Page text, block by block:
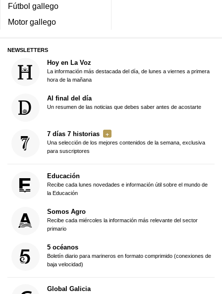
Fútbol gallego
Motor gallego
NEWSLETTERS
Hoy en La Voz
La información más destacada del día, de lunes a viernes a primera
hora de la mañana
Al final del día
Un resumen de las noticias que debes saber antes de acostarte
7 días 7 historias
Una selección de los mejores contenidos de la semana, exclusiva
para suscriptores
Educación
Recibe cada lunes novedades e información útil sobre el mundo de
la Educación
Somos Agro
Recibe cada miércoles la información más relevante del sector
primario
5 océanos
Boletín diario para marineros en formato comprimido (conexiones de
baja velocidad)
Global Galicia